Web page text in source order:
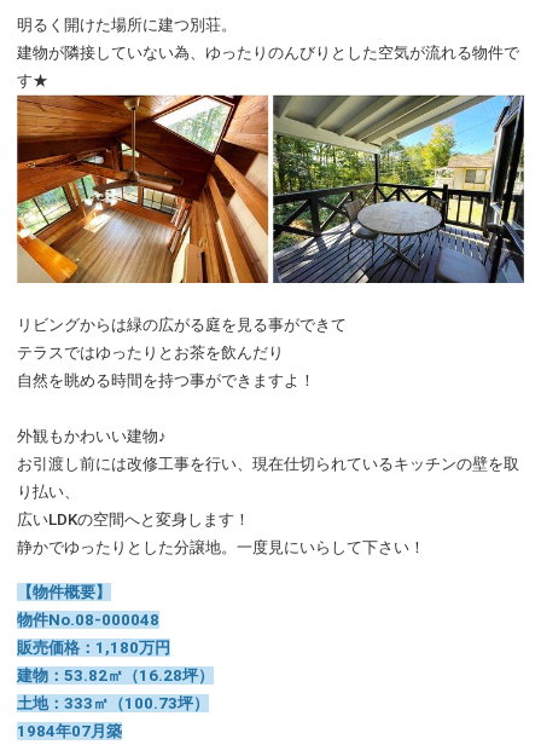
明るく開けた場所に建つ別荘。
建物が隣接していない為、ゆったりのんびりとした空気が流れる物件で
す★
リビングからは緑の広がる庭を見る事ができて
テラスではゆったりとお茶を飲んだり
自然を眺める時間を持つ事ができますよ！
外観もかわいい建物♪
お引渡し前には改修工事を行い、現在仕切られているキッチンの壁を取
り払い、
広いLDKの空間へと変身します！
静かでゆったりとした分譲地。一度見にいらして下さい！
【物件概要】
物件No.08-000048
販売価格：1,180万円
建物：53.82㎡（16.28坪）
土地：333㎡（100.73坪）
1984年07月築